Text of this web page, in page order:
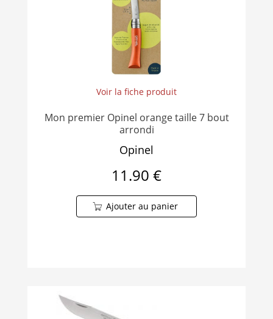
Voir la fiche produit
Mon premier Opinel orange taille 7 bout
arrondi
Opinel
11.90 €
Ajouter au panier